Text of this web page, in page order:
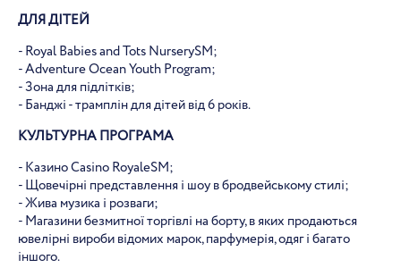
ДЛЯ ДІТЕЙ
- Royal Babies and Tots NurserySM;
- Adventure Ocean Youth Program;
- Зона для підлітків;
- Банджі - трамплін для дітей від 6 років.
КУЛЬТУРНА ПРОГРАМА
- Казино Casino RoyaleSM;
- Щовечірні представлення і шоу в бродвейському стилі;
- Жива музика і розваги;
- Магазини безмитної торгівлі на борту, в яких продаються
ювелірні вироби відомих марок, парфумерія, одяг і багато
іншого.